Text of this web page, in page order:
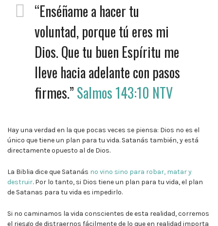
“Enséñame a hacer tu
voluntad, porque tú eres mi
Dios. Que tu buen Espíritu me
lleve hacia adelante con pasos
firmes.”Salmos‬ ‭143:10‬ ‭NTV
Hay una verdad en la que pocas veces se piensa: Dios no es el
único que tiene un plan para tu vida. Satanás también, y está
directamente opuesto al de Dios.
La Biblia dice que Satanás no vino sino para robar, matar y
destruir. Por lo tanto, si Dios tiene un plan para tu vida, el plan
de Satanas para tu vida es impedirlo.
Si no caminamos la vida conscientes de esta realidad, corremos
el riesgo de distraernos fácilmente de lo que en realidad importa